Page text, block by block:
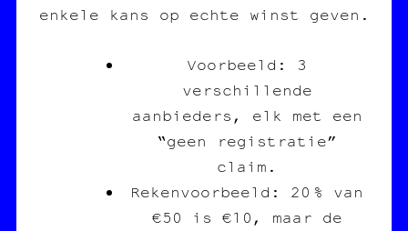
enkele kans op echte winst geven.
Voorbeeld: 3
verschillende
aanbieders, elk met een
“geen registratie”
claim.
Rekenvoorbeeld: 20 % van
€50 is €10, maar de